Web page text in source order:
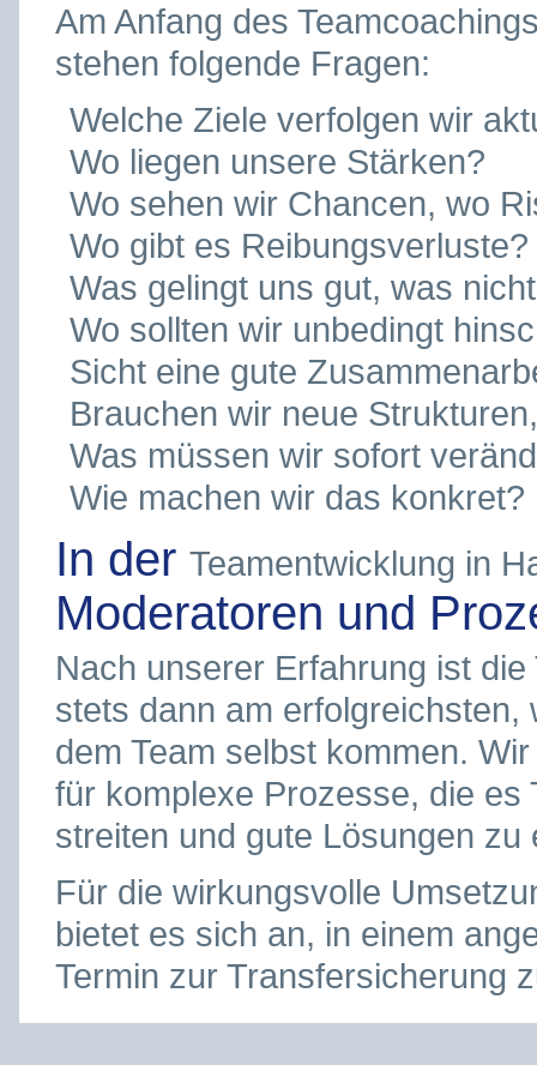
Am Anfang des
stehen folgende Fragen:
Welche Ziele verfolgen wir
Wo liegen unsere Stärken?
Wo sehen wir Chancen, wo
Wo gibt es Reibungsverluste?
Was gelingt uns gut, was
Wo sollten wir unbedingt
Sicht eine gute
Brauchen wir neue
Was müssen wir sofort
Wie machen wir das konkret?
In der Teamentwicklung in
Moderatoren und
Nach unserer Erfahrung ist
stets dann am
dem Team selbst kommen.
für komplexe Prozesse, die
streiten und gute Lösungen zu
Für die wirkungsvolle
bietet es sich an, in einem
Termin zur Transfersicherung